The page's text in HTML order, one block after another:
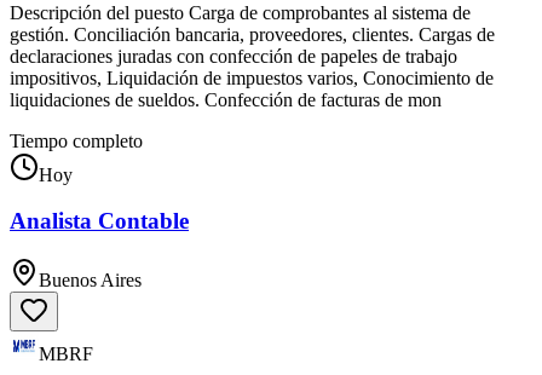
Descripción del puesto Carga de comprobantes al sistema de
gestión. Conciliación bancaria, proveedores, clientes. Cargas de
declaraciones juradas con confección de papeles de trabajo
impositivos, Liquidación de impuestos varios, Conocimiento de
liquidaciones de sueldos. Confección de facturas de mon
Tiempo completo
Hoy
Analista Contable
Buenos Aires
MBRF